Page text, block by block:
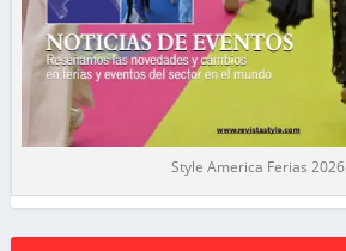
Style America Ferias 2026